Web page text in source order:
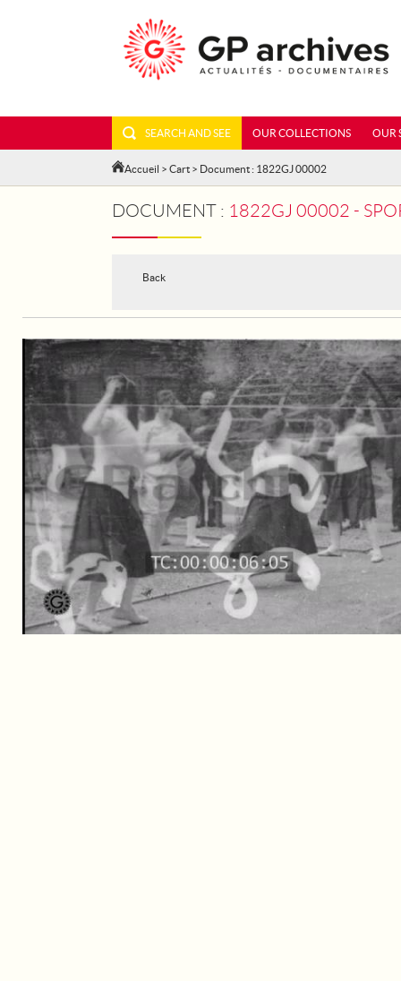
SEARCH AND SEE OUR COLLECTIONS OUR
Accueil > Cart > Document : 1822GJ 00002
DOCUMENT : 1822GJ 00002 - SPORTS AND
Back